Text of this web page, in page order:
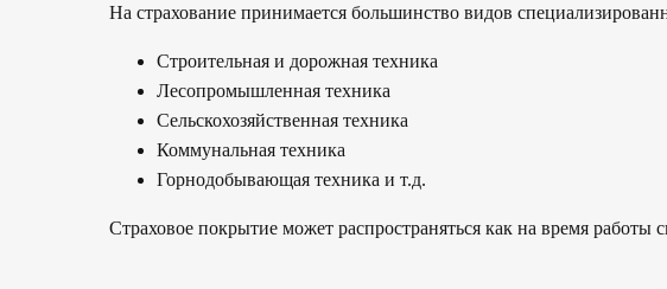
На страхование принимается большинство видов
Строительная и дорожная техника
Лесопромышленная техника
Сельскохозяйственная техника
Коммунальная техника
Горнодобывающая техника и т.д.
Страховое покрытие может распространяться как на время работы